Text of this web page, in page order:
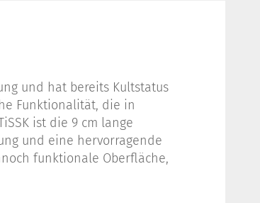
und hat bereits Kultstatus
Funktionalität, die in
ist die 9 cm lange
und eine hervorragende
funktionale Oberfläche,